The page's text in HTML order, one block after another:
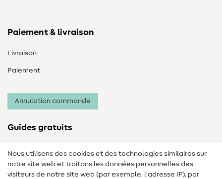
Paiement & livraison
Livraison
Paiement
Annulation commande
Guides gratuits
Lexique de couture
Nous utilisons des cookies et des technologies similaires sur
notre site web et traitons les données personnelles des
visiteurs de notre site web (par exemple, l'adresse IP), par